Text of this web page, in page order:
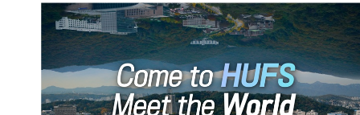
한국외국어대학교 오피셜영상
(국문)